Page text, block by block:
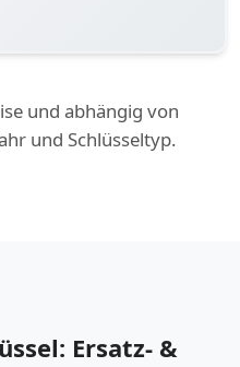
und abhängig von
und Schlüsseltyp.
Ersatz- &